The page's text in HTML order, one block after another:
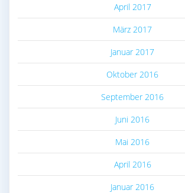
April 2017
März 2017
Januar 2017
Oktober 2016
September 2016
Juni 2016
Mai 2016
April 2016
Januar 2016